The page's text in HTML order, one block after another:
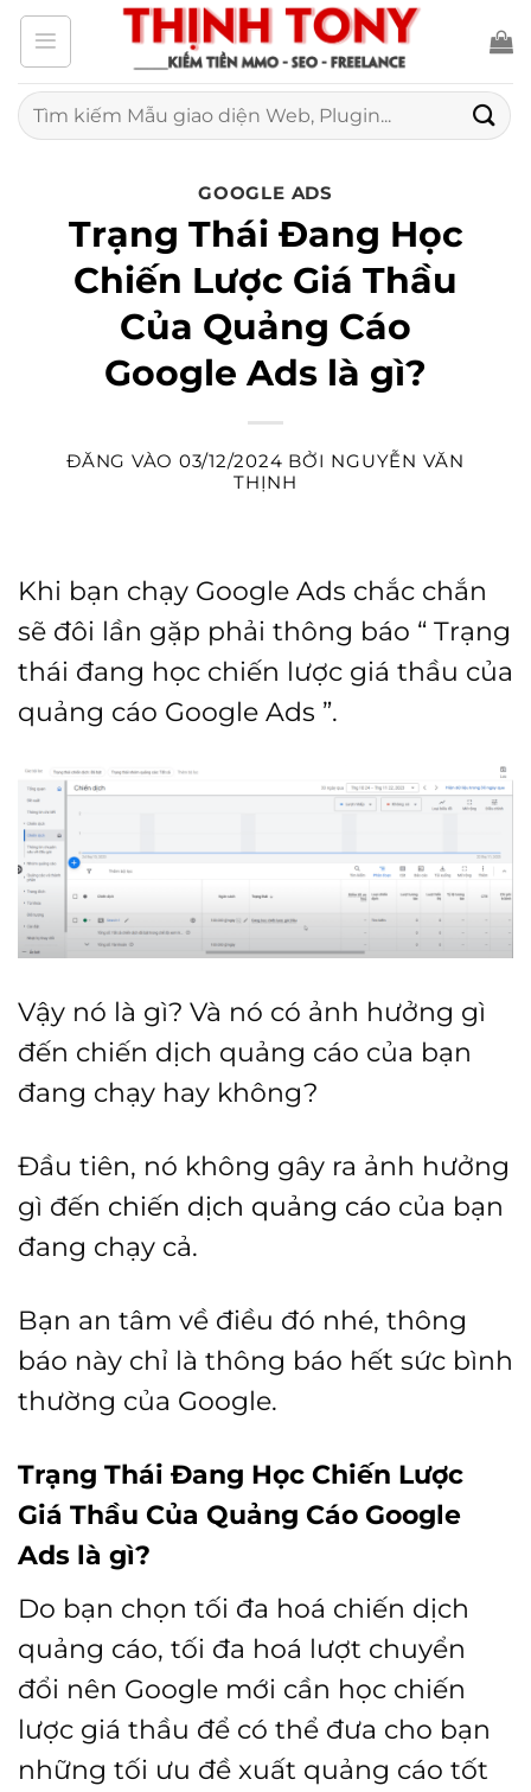
Bỏ
qua
nội
dung
Tìm
kiếm:
GOOGLE ADS
Trạng Thái Đang Học
Chiến Lược Giá Thầu
Của Quảng Cáo
Google Ads là gì?
ĐĂNG VÀO 03/12/2024 BỞI NGUYỄN VĂN
THỊNH
Khi bạn chạy Google Ads chắc chắn
sẽ đôi lần gặp phải thông báo “ Trạng
thái đang học chiến lược giá thầu của
quảng cáo Google Ads ”.
Vậy nó là gì? Và nó có ảnh hưởng gì
đến chiến dịch quảng cáo của bạn
đang chạy hay không?
Đầu tiên, nó không gây ra ảnh hưởng
gì đến chiến dịch quảng cáo của bạn
đang chạy cả.
Bạn an tâm về điều đó nhé, thông
báo này chỉ là thông báo hết sức bình
thường của Google.
Trạng Thái Đang Học Chiến Lược
Giá Thầu Của Quảng Cáo Google
Ads là gì?
Do bạn chọn tối đa hoá chiến dịch
quảng cáo, tối đa hoá lượt chuyển
đổi nên Google mới cần học chiến
lược giá thầu để có thể đưa cho bạn
những tối ưu đề xuất quảng cáo tốt